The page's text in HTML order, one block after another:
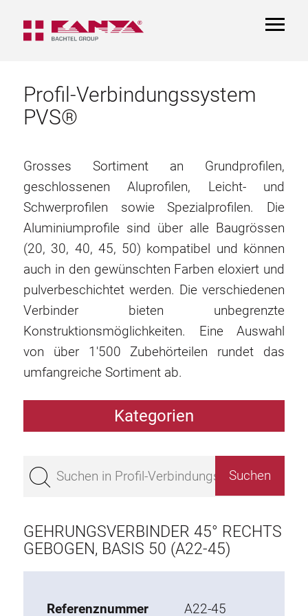
Profil-Verbindungssystem
PVS®
Grosses Sortiment an Grundprofilen,
geschlossenen Aluprofilen, Leicht- und
Schwerprofilen sowie Spezialprofilen. Die
Aluminiumprofile sind über alle Baugrössen
(20, 30, 40, 45, 50) kompatibel und können
auch in den gewünschten Farben eloxiert und
pulverbeschichtet werden. Die verschiedenen
Verbinder bieten unbegrenzte
Konstruktionsmöglichkeiten. Eine Auswahl
von über 1'500 Zubehörteilen rundet das
umfangreiche Sortiment ab.
Kategorien
Bestseller
Profile Basis 45
Profile Basis 40
GEHRUNGSVERBINDER 45° RECHTS
GEBOGEN, BASIS 50 (A22-45)
Referenznummer A22-45